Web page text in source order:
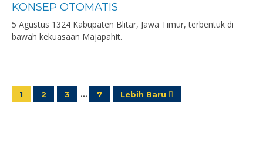
KONSEP OTOMATIS
5 Agustus 1324 Kabupaten Blitar, Jawa Timur, terbentuk di
bawah kekuasaan Majapahit.
1 2 3 … 7 Lebih Baru